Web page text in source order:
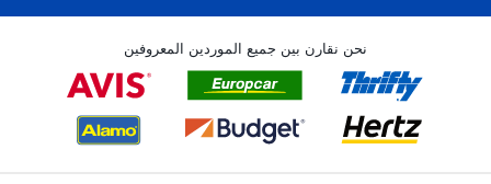
نحن نقارن بين جميع الموردين المعروفين